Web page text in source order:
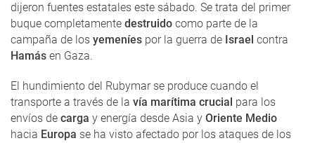
dijeron fuentes estatales este sábado. Se trata del primer
buque completamente destruido como parte de la
campaña de los yemeníes por la guerra de Israel contra
Hamás en Gaza.
El hundimiento del Rubymar se produce cuando el
transporte a través de la vía marítima crucial para los
envíos de carga y energía desde Asia y Oriente Medio
hacia Europa se ha visto afectado por los ataques de los